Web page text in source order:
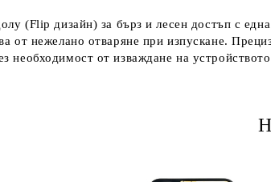
(Flip дизайн) за бърз и лесен достъп с
от нежелано отваряне при изпускане.
необходимост от изваждане на